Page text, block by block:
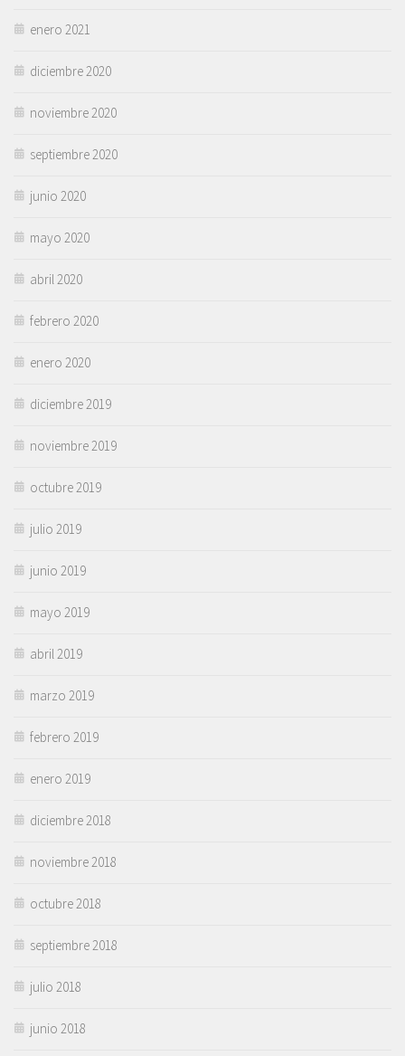
enero 2021
diciembre 2020
noviembre 2020
septiembre 2020
junio 2020
mayo 2020
abril 2020
febrero 2020
enero 2020
diciembre 2019
noviembre 2019
octubre 2019
julio 2019
junio 2019
mayo 2019
abril 2019
marzo 2019
febrero 2019
enero 2019
diciembre 2018
noviembre 2018
octubre 2018
septiembre 2018
julio 2018
junio 2018